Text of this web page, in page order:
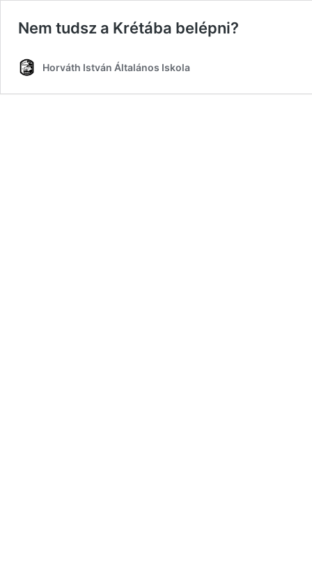
Nem tudsz a Krétába belépni?
Horváth István Általános Iskola